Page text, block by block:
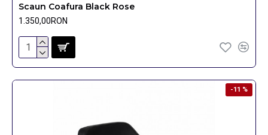
Scaun Coafura Black Rose
1.350,00RON
-11 %